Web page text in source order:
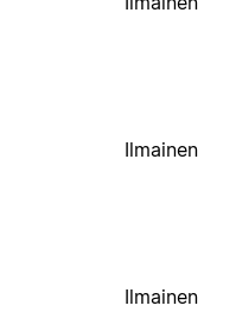
Ilmainen
Ilmainen